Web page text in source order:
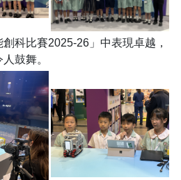
科比賽2025-26」中表現卓越，
鼓舞。